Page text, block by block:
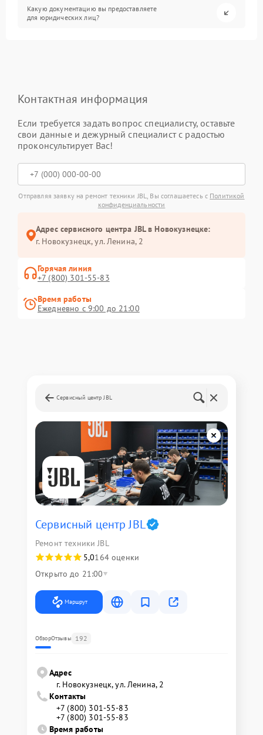
Какую документацию вы предоставляете
для юридических лиц?
Контактная информация
Если требуется задать вопрос специалисту, оставьте
свои данные и дежурный специалист с радостью
проконсультирует Вас!
Отправляя заявку на ремонт техники JBL, Вы соглашаетесь с Политикой
конфиденциальности
Адрес сервисного центра JBL в Новокузнецке:
г. Новокузнецк, ул. Ленина, 2
Горячая линия
+7 (800) 301-55-83
Время работы
Ежедневно с 9:00 до 21:00
Сервисный центр JBL
Сервисный центр JBL
Ремонт техники JBL
5,0164 оценки
Открыто до 21:00
Маршрут
ОбзорОтзывы 192
Адрес
г. Новокузнецк, ул. Ленина, 2
Контакты
+7 (800) 301-55-83
+7 (800) 301-55-83
Время работы